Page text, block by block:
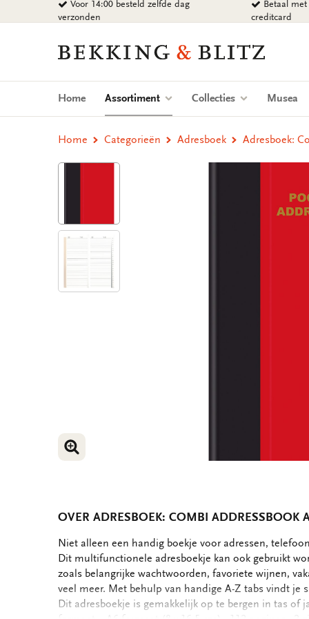
naar
Voor 14:00 besteld zelfde dag
verzonden
Betaal
creditcard
Bekking
Blitz
Uitgevers
Home Assortiment (current)Collecties Musea
Home Categorieën Adresboek Adresboek:
VERGROOT AFBEELDING
VERGROOT AFBEELDING
OVER ADRESBOEK: COMBI ADDRESSBOOK
OMSCHRIJVING
Niet alleen een handig boekje voor adressen,
Dit multifunctionele adresboekje kan ook gebruikt
zoals belangrijke wachtwoorden, favoriete wijnen,
veel meer. Met behulp van handige A-Z tabs vindt je
Dit adresboekje is gemakkelijk op te bergen in tas of